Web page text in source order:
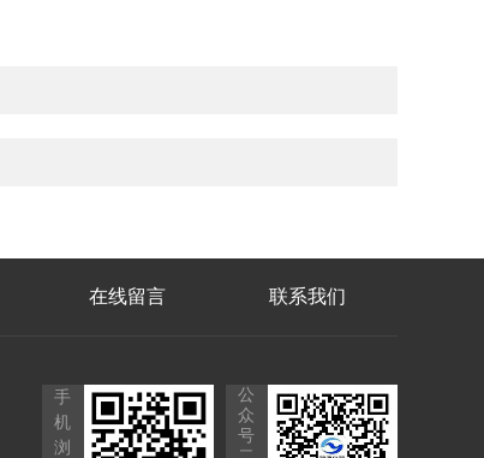
在线留言 联系我们
手
机
浏
公
众
号